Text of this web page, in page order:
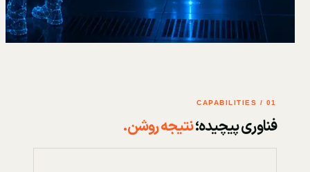
01 / CAPABILITIES
فناوری پیچیده؛نتیجه روشن.